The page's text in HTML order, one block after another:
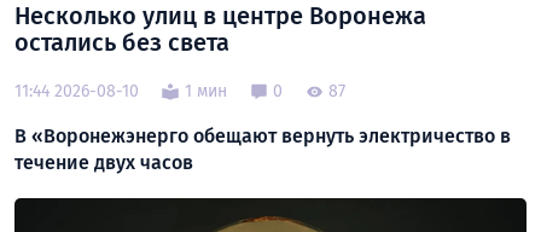
Несколько улиц в центре Воронежа
остались без света
11:44 2026-08-10 1 мин 0 87
В «Воронежэнерго обещают вернуть электричество в
течение двух часов